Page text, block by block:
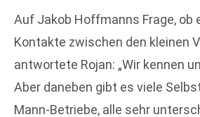
Auf Jakob Hoffmanns Frage, ob
Kontakte zwischen den kleinen
antwortete Rojan: „Wir kennen
Aber daneben gibt es viele
Mann-Betriebe, alle sehr